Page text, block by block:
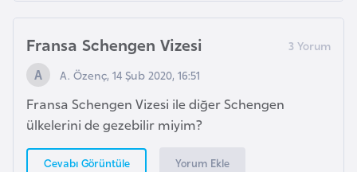
Fransa Schengen Vizesi
A. Özenç, 14 Şub 2020, 16:51
Fransa Schengen Vizesi ile diğer Schengen
ülkelerini de gezebilir miyim?
Cevabı Görüntüle Yorum Ekle
o
ç
a
K
a